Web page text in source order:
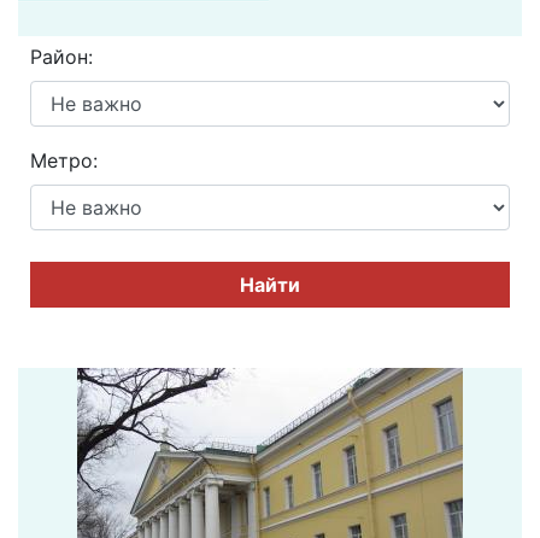
Район:
Метро:
Найти